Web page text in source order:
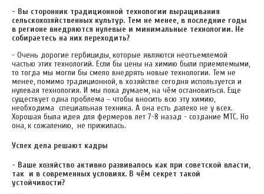
- Вы сторонник традиционной технологии выращивания
сельскохозяйственных культур. Тем не менее, в последние годы
в регионе внедряются нулевые и минимальные технологии. Не
собираетесь на них переходить?
- Очень дорогие гербициды, которые являются неотъемлемой
частью этих технологий. Если бы цены на химию были приемлемыми,
то тогда мы могли бы смело внедрять новые технологии. Тем не
менее, помимо традиционной, в хозяйстве сегодня используется и
нулевая технология. И мы пока думаем, на чём остановиться. Еще
существует одна проблема – чтобы вносить всю эту химию,
необходима специальная техника. А она есть далеко не у всех.
Хорошая была идея для фермеров лет 7-8 назад - создание МТС. Но
она, к сожалению, не прижилась.
Успех дела решают кадры
- Ваше хозяйство активно развивалось как при советской власти,
так и в современных условиях. В чём секрет такой
устойчивости?